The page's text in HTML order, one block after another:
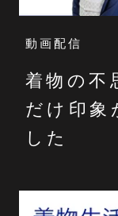
動画配信
着物の不
だけ印象
した